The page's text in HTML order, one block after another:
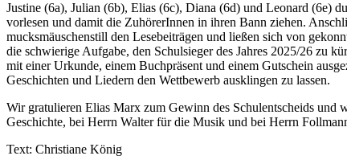
Justine (6a), Julian (6b), Elias (6c), Diana (6d) und Leonard (6e)
vorlesen und damit die ZuhörerInnen in ihren Bann ziehen.
mucksmäuschenstill den Lesebeiträgen und ließen sich von
die schwierige Aufgabe, den Schulsieger des Jahres 2025/26 zu
mit einer Urkunde, einem Buchpräsent und einem Gutschein
Geschichten und Liedern den Wettbewerb ausklingen zu lassen.
Wir gratulieren Elias Marx zum Gewinn des Schulentscheids und
Geschichte, bei Herrn Walter für die Musik und bei Herrn
Text: Christiane König